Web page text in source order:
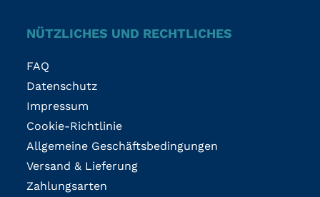
NÜTZLICHES UND RECHTLICHES
FAQ
Datenschutz
Impressum
Cookie-Richtlinie
Allgemeine Geschäftsbedingungen
Versand & Lieferung
Zahlungsarten